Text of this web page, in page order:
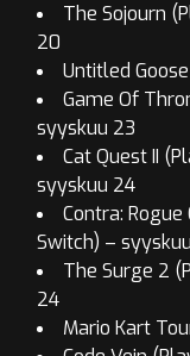
The Sojourn
20
Untitled
Game Of
syyskuu 23
Cat Quest II
syyskuu 24
Contra: Rogue
Switch) –
The Surge 2
24
Mario Kart